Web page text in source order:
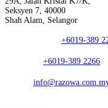
Seksyen 7, 40000
Shah Alam, Selangor
+6019-389
+6019-389 2266